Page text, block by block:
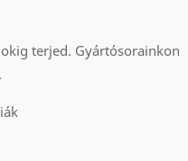
terjed. Gyártósorainkon